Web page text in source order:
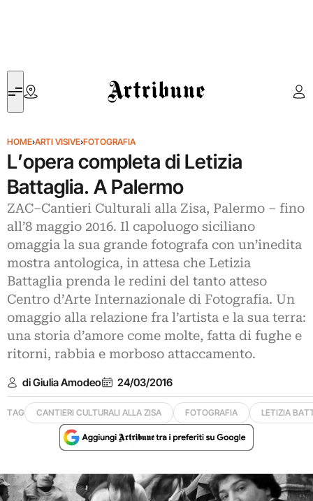
Artribune
HOME›ARTI VISIVE›FOTOGRAFIA
L’opera completa di Letizia
Battaglia. A Palermo
ZAC–Cantieri Culturali alla Zisa, Palermo – fino
all’8 maggio 2016. Il capoluogo siciliano
omaggia la sua grande fotografa con un’inedita
mostra antologica, in attesa che Letizia
Battaglia prenda le redini del tanto atteso
Centro d’Arte Internazionale di Fotografia. Un
omaggio alla relazione fra l’artista e la sua terra:
una storia d’amore come molte, fatta di fughe e
ritorni, rabbia e morboso attaccamento.
di Giulia Amodeo 24/03/2016
TAG CANTIERI CULTURALI ALLA ZISA FOTOGRAFIA LETIZIA